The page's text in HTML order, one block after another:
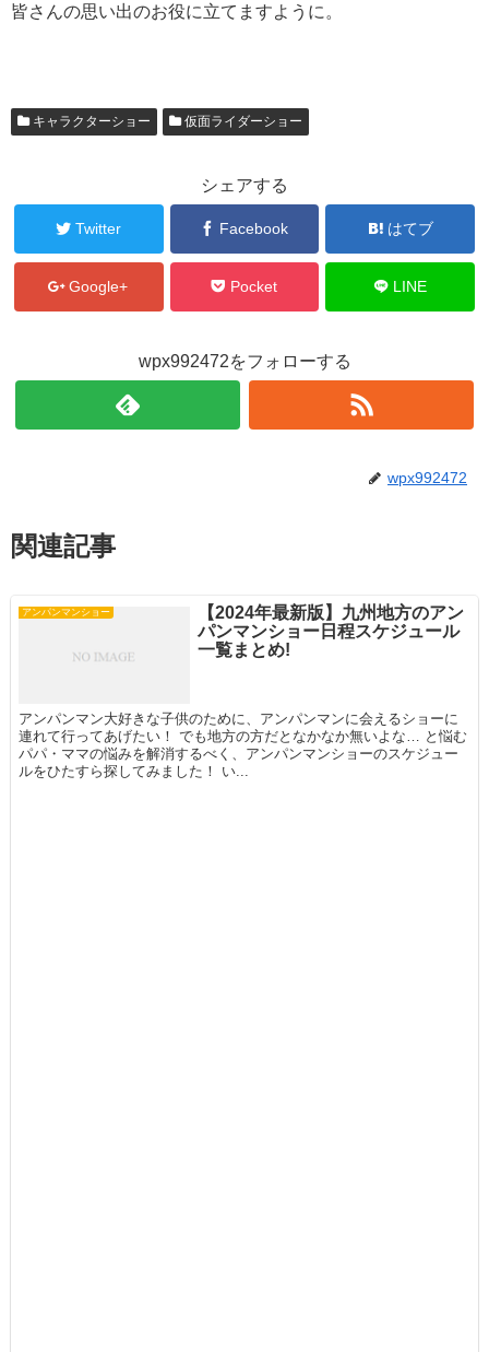
皆さんの思い出のお役に立てますように。
キャラクターショー 仮面ライダーショー
シェアする
Twitter Facebook はてブ
Google+ Pocket LINE
wpx992472をフォローする
wpx992472
関連記事
アンパンマンショー
【2024年最新版】九州地方のアン
パンマンショー日程スケジュール
一覧まとめ!
アンパンマン大好きな子供のために、アンパンマンに会えるショーに
連れて行ってあげたい！ でも地方の方だとなかなか無いよな… と悩む
パパ・ママの悩みを解消するべく、アンパンマンショーのスケジュー
ルをひたすら探してみました！ い...